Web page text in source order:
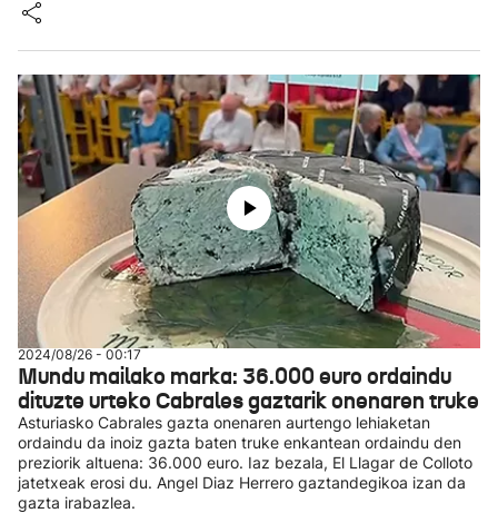
2024/08/26 - 00:17
Mundu mailako marka: 36.000 euro ordaindu
dituzte urteko Cabrales gaztarik onenaren truke
Asturiasko Cabrales gazta onenaren aurtengo lehiaketan
ordaindu da inoiz gazta baten truke enkantean ordaindu den
preziorik altuena: 36.000 euro. Iaz bezala, El Llagar de Colloto
jatetxeak erosi du. Angel Diaz Herrero gaztandegikoa izan da
gazta irabazlea.